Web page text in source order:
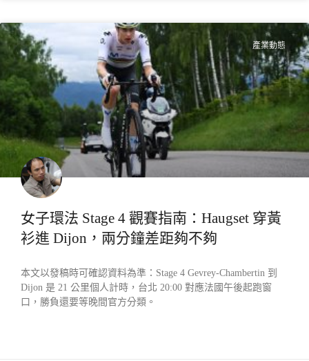
產業動態
女子環法 Stage 4 觀賽指南：Haugset 穿黃
衫進 Dijon，兩分鐘差距夠不夠
本文以發稿時可確認資料為準：Stage 4 Gevrey-Chambertin 到
Dijon 是 21 公里個人計時，台北 20:00 對應法國午後起跑窗
口，勝負還要等晚間官方分類。